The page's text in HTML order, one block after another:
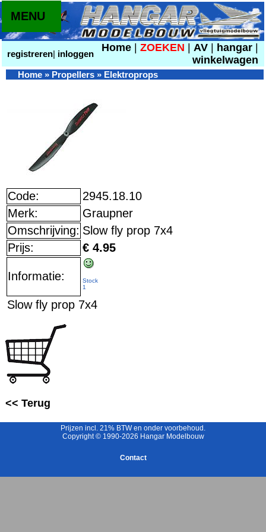
registreren| inloggen
Home ZOEKEN AV hangar
winkelwagen
MENU
Home » Propellers » Elektroprops
Code:
2945.18.10
Merk:
Graupner
Omschrijving: Slow fly prop 7x4
Prijs:
€ 4.95
Informatie:
Stock
1
Slow fly prop 7x4
<< Terug
Prijzen incl. 21% BTW en onder voorbehoud.
Copyright © 1990-2026 Hangar Modelbouw
Contact